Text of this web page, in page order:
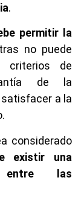
.
permitir la
no puede
criterios de
de la
a la
considerado
existir una
entre las